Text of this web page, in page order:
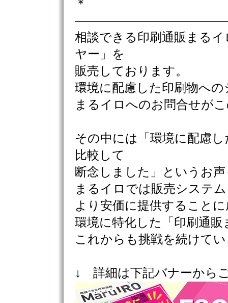
＊
相談できる印刷通販まる
ヤー」を
販売しております。
環境に配慮した印刷物へ
まるイロへのお問合せが
その中には「環境に配慮
比較して
断念しました」というお
まるイロでは販売システ
より安価に提供すること
環境に特化した「印刷通販
これからも挑戦を続けて
↓ 詳細は下記バナーから